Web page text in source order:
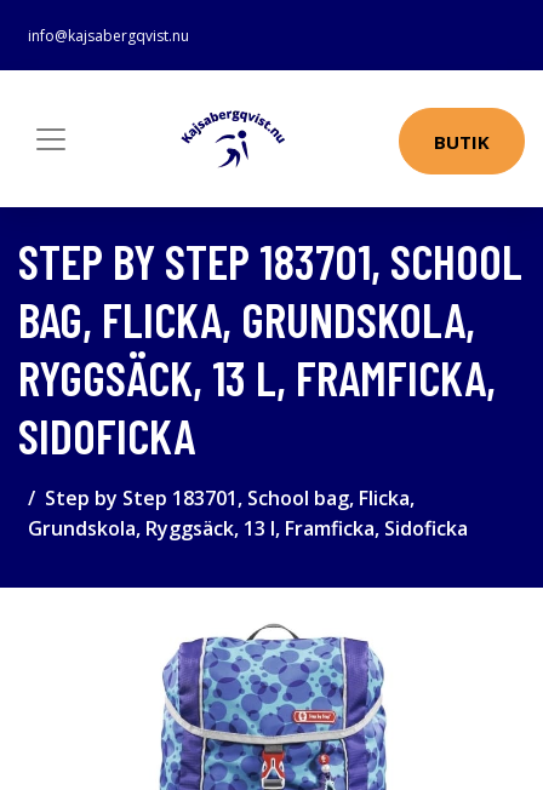
info@kajsabergqvist.nu
BUTIK
STEP BY STEP 183701, SCHOOL
BAG, FLICKA, GRUNDSKOLA,
RYGGSÄCK, 13 L, FRAMFICKA,
SIDOFICKA
Step by Step 183701, School bag, Flicka,
Grundskola, Ryggsäck, 13 l, Framficka, Sidoficka